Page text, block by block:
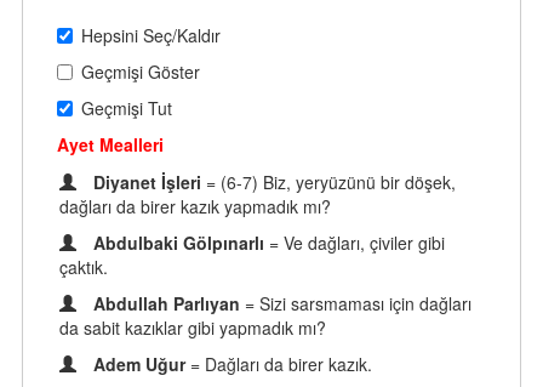
Hepsini Seç/Kaldır
Geçmişi Göster
Geçmişi Tut
Ayet Mealleri
Diyanet İşleri = (6-7) Biz, yeryüzünü bir döşek,
dağları da birer kazık yapmadık mı?
Abdulbaki Gölpınarlı = Ve dağları, çiviler gibi
çaktık.
Abdullah Parlıyan = Sizi sarsmaması için dağları
da sabit kazıklar gibi yapmadık mı?
Adem Uğur = Dağları da birer kazık.